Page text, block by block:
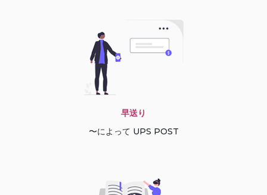
早送り
〜によって UPS POST